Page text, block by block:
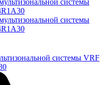
системы VRF